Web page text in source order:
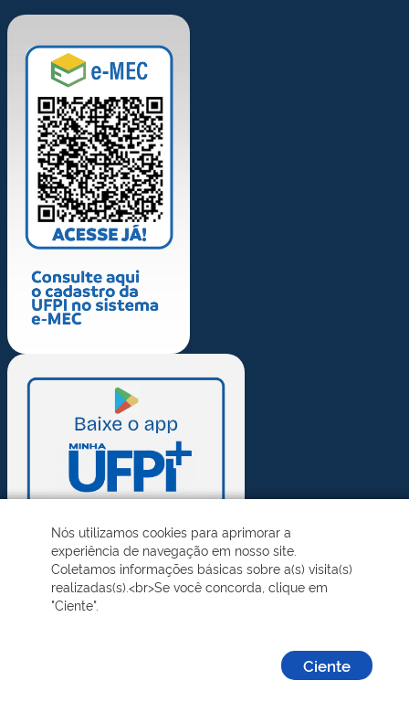
Nós utilizamos cookies para aprimorar a
experiência de navegação em nosso site.
Coletamos informações básicas sobre a(s) visita(s)
realizadas(s).<br>Se você concorda, clique em
"Ciente".
Ciente